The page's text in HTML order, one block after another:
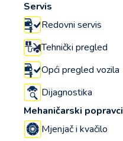
Servis
Redovni servis
Tehnički pregled
Opći pregled vozila
Dijagnostika
Mehaničarski popravci
Mjenjač i kvačilo